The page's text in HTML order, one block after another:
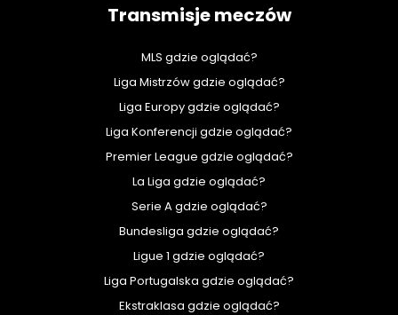
Transmisje meczów
MLS gdzie oglądać?
Liga Mistrzów gdzie oglądać?
Liga Europy gdzie oglądać?
Liga Konferencji gdzie oglądać?
Premier League gdzie oglądać?
La Liga gdzie oglądać?
Serie A gdzie oglądać?
Bundesliga gdzie oglądać?
Ligue 1 gdzie oglądać?
Liga Portugalska gdzie oglądać?
Ekstraklasa gdzie oglądać?